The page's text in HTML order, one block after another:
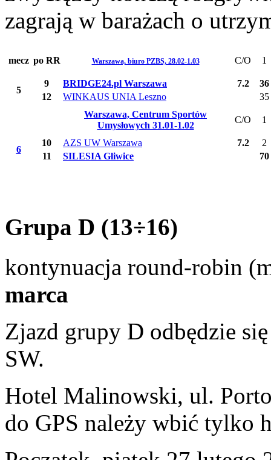
zagrają w barażach o
mecz po RR Warszawa, biuro PZBS, 28.02-1.03 C/O 1
5
9 BRIDGE24.pl Warszawa 7.2
36
12
WINKAUS UNIA Leszno
35
Warszawa, Centrum Sportów
Umysłowych 31.01-1.02
C/O 1
6
10 AZS UW Warszawa 7.2
2
11
SILESIA Gliwice 70
Grupa D (13÷16)
kontynuacja round-robin
marca
Zjazd grupy D odbędzie
SW.
Hotel Malinowski, ul.
do GPS należy wbić tylko